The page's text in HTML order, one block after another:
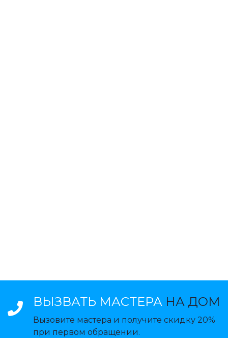
ВЫЗВАТЬ МАСТЕРА НА ДОМ
Вызовите мастера и получите скидку 20%
при первом обращении.